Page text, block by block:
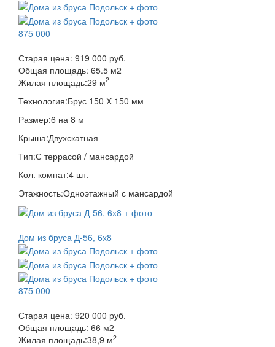
875 000
Старая цена: 919 000 руб.
Общая площадь: 65.5 м2
Жилая площадь:29 м2
Технология:Брус 150 Х 150 мм
Размер:6 на 8 м
Крыша:Двухскатная
Тип:С террасой / мансардой
Кол. комнат:4 шт.
Этажность:Одноэтажный с мансардой
Дом из бруса Д-56, 6х8
875 000
Старая цена: 920 000 руб.
Общая площадь: 66 м2
Жилая площадь:38,9 м2